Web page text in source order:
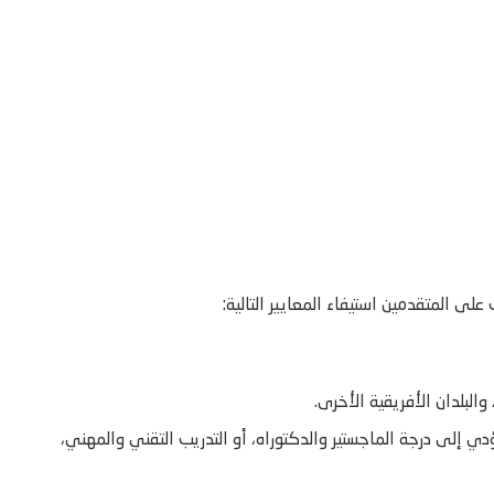
المتقدمين استيفاء المعايير التالية:
الأفريقية الأخرى.
إلى درجة الماجستير والدكتوراه، أو التدريب التقني والمهني،